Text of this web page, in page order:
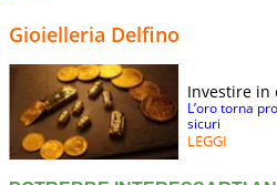
Gioielleria Delfino
Investire in
L’oro torna
sicuri
LEGGI